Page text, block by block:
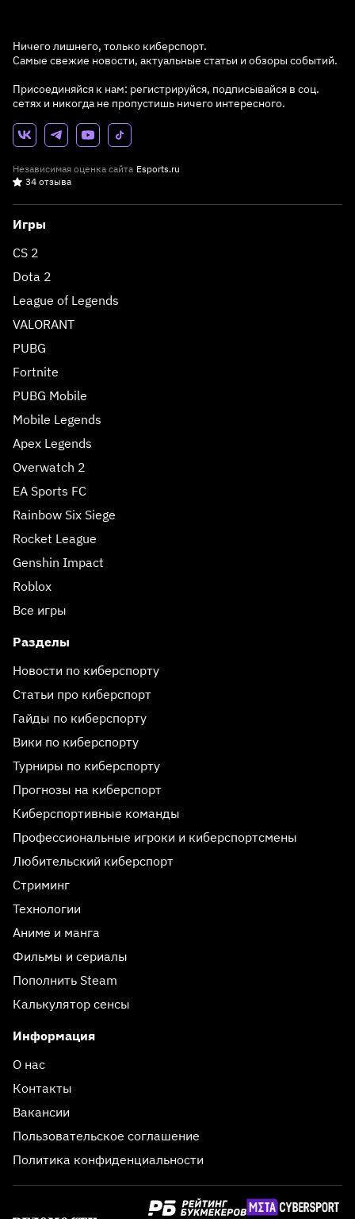
Ничего лишнего, только киберспорт.
Самые свежие новости, актуальные статьи и обзоры событий.
Присоединяйся к нам: регистрируйся, подписывайся в соц.
сетях и никогда не пропустишь ничего интересного.
Независимая оценка сайта Esports.ru
34 отзыва
Игры
CS 2
Dota 2
League of Legends
VALORANT
PUBG
Fortnite
PUBG Mobile
Mobile Legends
Apex Legends
Overwatch 2
EA Sports FC
Rainbow Six Siege
Rocket League
Genshin Impact
Roblox
Все игры
Разделы
Новости по киберспорту
Статьи про киберспорт
Гайды по киберспорту
Вики по киберспорту
Турниры по киберспорту
Прогнозы на киберспорт
Киберспортивные команды
Профессиональные игроки и киберспортсмены
Любительский киберспорт
Стриминг
Технологии
Аниме и манга
Фильмы и сериалы
Пополнить Steam
Калькулятор сенсы
Информация
О нас
Контакты
Вакансии
Пользовательское соглашение
Политика конфиденциальности